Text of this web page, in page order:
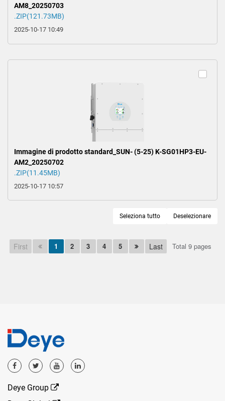
AM8_20250703
.ZIP(121.73MB)
2025-10-17 10:49
Immagine di prodotto standard_SUN- (5-25) K-SG01HP3-EU-
AM2_20250702
.ZIP(11.45MB)
2025-10-17 10:57
Seleziona tutto Deselezionare
First 1 2 3 4 5 Last Total 9 pages
Deye Group